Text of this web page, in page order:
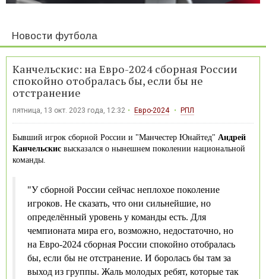
Новости футбола
Канчельскис: на Евро-2024 сборная России
спокойно отобралась бы, если бы не
отстранение
пятница, 13 окт. 2023 года, 12:32 Евро-2024 РПЛ
Бывший игрок сборной России и "Манчестер Юнайтед" Андрей
Канчельскис высказался о нынешнем поколении национальной
команды.
"У сборной России сейчас неплохое поколение
игроков. Не сказать, что они сильнейшие, но
определённый уровень у команды есть. Для
чемпионата мира его, возможно, недостаточно, но
на Евро-2024 сборная России спокойно отобралась
бы, если бы не отстранение. И боролась бы там за
выход из группы. Жаль молодых ребят, которые так